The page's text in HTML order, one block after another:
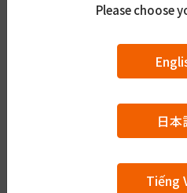
カリキュラム
を学びたい人はこちらのコ
会話練習35文、単語・漢字
（※1）受講前に「ひらがな
終えている必要があります
Please choose
日本
Tiếng